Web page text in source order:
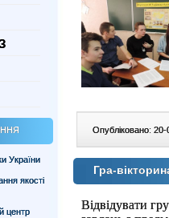
України
якості
центр
Опубліковано:
Гра-
Відвідувати